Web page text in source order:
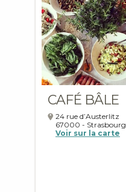
CAFÉ BÂLE
24 rue d’Austerlitz
67000 - Strasbourg
Voir sur la carte